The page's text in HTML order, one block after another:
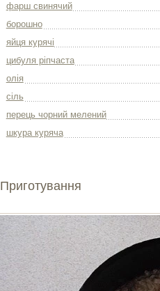
фарш свинячий
борошно
яйця курячі
цибуля ріпчаста
олія
сіль
перець чорний мелений
шкура куряча
Приготування